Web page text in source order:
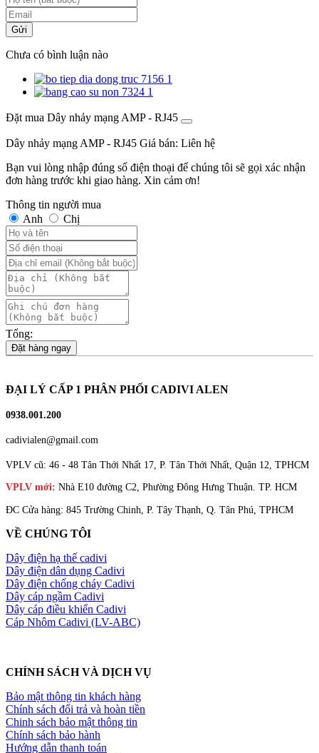
Gửi
Chưa có bình luận nào
Đặt mua Dây nhảy mạng AMP - RJ45
Dây nhảy mạng AMP - RJ45 Giá bán: Liên hệ
Bạn vui lòng nhập đúng số điện thoại để chúng tôi sẽ gọi xác nhận
đơn hàng trước khi giao hàng. Xin cảm ơn!
Thông tin người mua
Anh
Chị
Tổng:
Đặt hàng ngay
ĐẠI LÝ CẤP 1 PHÂN PHỐI CADIVI ALEN
0938.001.200
cadivialen@gmail.com
VPLV cũ: 46 - 48 Tân Thới Nhất 17, P. Tân Thới Nhất, Quận 12, TPHCM
VPLV mới: Nhà E10 đường C2, Phường Đông Hưng Thuận. TP. HCM
ĐC Cửa hàng: 845 Trường Chinh, P. Tây Thạnh, Q. Tân Phú, TPHCM
VỀ CHÚNG TÔI
Dây điện hạ thế cadivi
Dây điện dân dụng Cadivi
Dây điện chống cháy Cadivi
Dây cáp ngầm Cadivi
Dây cáp điều khiển Cadivi
Cáp Nhôm Cadivi (LV-ABC)
CHÍNH SÁCH VÀ DỊCH VỤ
Bảo mật thông tin khách hàng
Chính sách đổi trả và hoàn tiền
Chinh sách bảo mật thông tin
Chính sách bảo hành
Hướng dẫn thanh toán